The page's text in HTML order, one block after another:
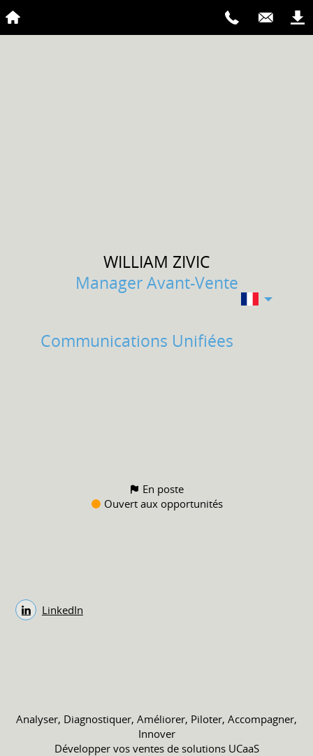
WILLIAM ZIVIC
Manager Avant-Vente
Communications Unifiées
En poste
Ouvert aux opportunités
LinkedIn
Analyser, Diagnostiquer, Améliorer, Piloter, Accompagner,
Innover
Développer vos ventes de solutions UCaaS